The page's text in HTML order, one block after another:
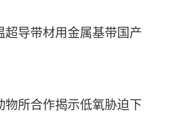
超导带材用金属基带国产
物所合作揭示低氧胁迫下